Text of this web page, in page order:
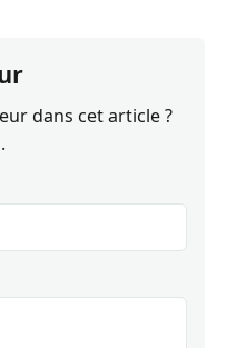
dans cet article ?